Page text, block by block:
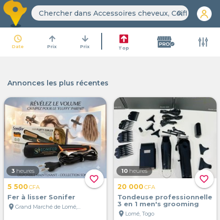
search
access_time
Date
arrow_upward
Prix
arrow_downward
Prix Top
Annonces les plus récentes
favorite_border
3 heures
5 500CFA
Fer à lisser Sonifer
location_on
Grand Marché de Lomé, Lomé, Togo
favorite_border
10 heures
20 000CFA
Tondeuse professionnelle
3 en 1 men's grooming
location_on Lomé, Togo